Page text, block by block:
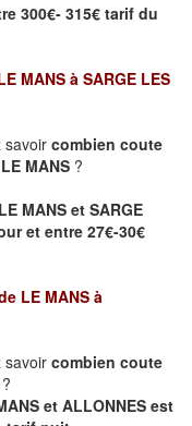
300€- 315€ tarif du
MANS à SARGE LES
savoir combien coute
MANS ?
MANS et SARGE
et entre 27€-30€
LE MANS à
savoir combien coute
?
et ALLONNES est